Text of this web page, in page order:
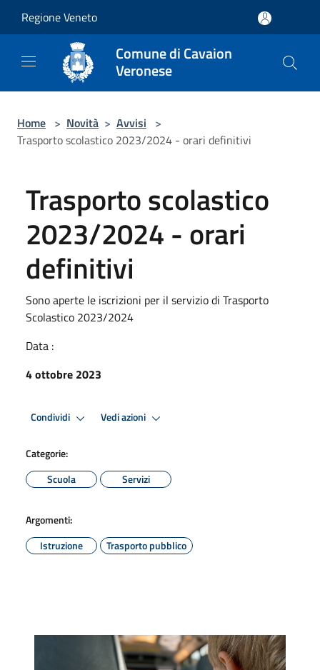
Regione Veneto
Comune di Cavaion
Veronese
Home > Novità > Avvisi >
Trasporto scolastico 2023/2024 - orari definitivi
Trasporto scolastico
2023/2024 - orari
definitivi
Sono aperte le iscrizioni per il servizio di Trasporto
Scolastico 2023/2024
Data :
4 ottobre 2023
Condividi Vedi azioni
Categorie:
Scuola
Servizi
Argomenti:
Istruzione
Trasporto pubblico